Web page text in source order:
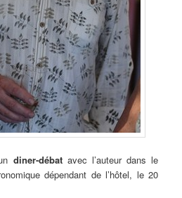
diner-débatavec l’auteur dans le
dépendant de l’hôtel, le 20